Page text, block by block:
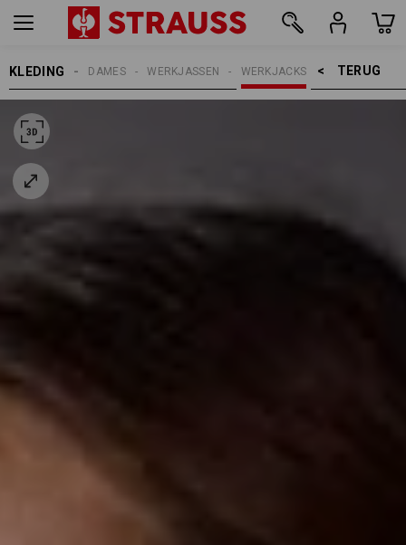
KLEDING TERUG    >
WERKJACKS
WERKJASSEN
DAMES